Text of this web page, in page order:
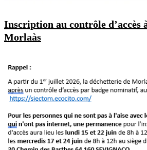
Inscription au contrôle d’accès
Morlaàs